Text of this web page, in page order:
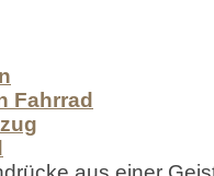
Fahrrad